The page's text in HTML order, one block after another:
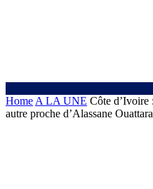
Home A LA UNE Côte d’Ivoire
autre proche d’Alassane